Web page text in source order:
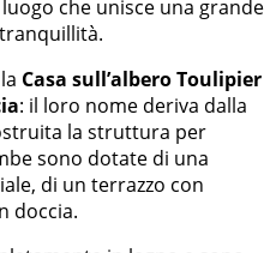
che unisce una grande
Casa sull’albero Toulipier
: il loro nome deriva dalla
la struttura per
sono dotate di una
di un terrazzo con
doccia.